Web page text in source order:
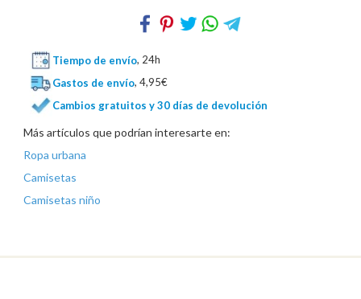
Tiempo de envío, 24h
Gastos de envío, 4,95€
Cambios gratuitos y 30 días de devolución
Más artículos que podrían interesarte en:
Ropa urbana
Camisetas
Camisetas niño